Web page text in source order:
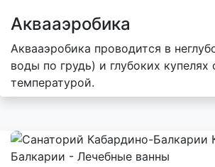
Аквааэробика
Аквааэробика проводится в
воды по грудь) и глубоких купелях
температурой.